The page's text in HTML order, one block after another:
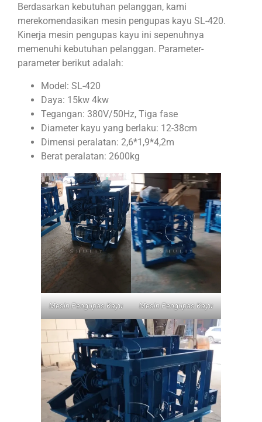
Berdasarkan kebutuhan pelanggan, kami
merekomendasikan mesin pengupas kayu SL-420.
Kinerja mesin pengupas kayu ini sepenuhnya
memenuhi kebutuhan pelanggan. Parameter-
parameter berikut adalah:
Model: SL-420
Daya: 15kw 4kw
Tegangan: 380V/50Hz, Tiga fase
Diameter kayu yang berlaku: 12-38cm
Dimensi peralatan: 2,6*1,9*4,2m
Berat peralatan: 2600kg
Mesin Pengupas Kayu Mesin Pengupas Kayu